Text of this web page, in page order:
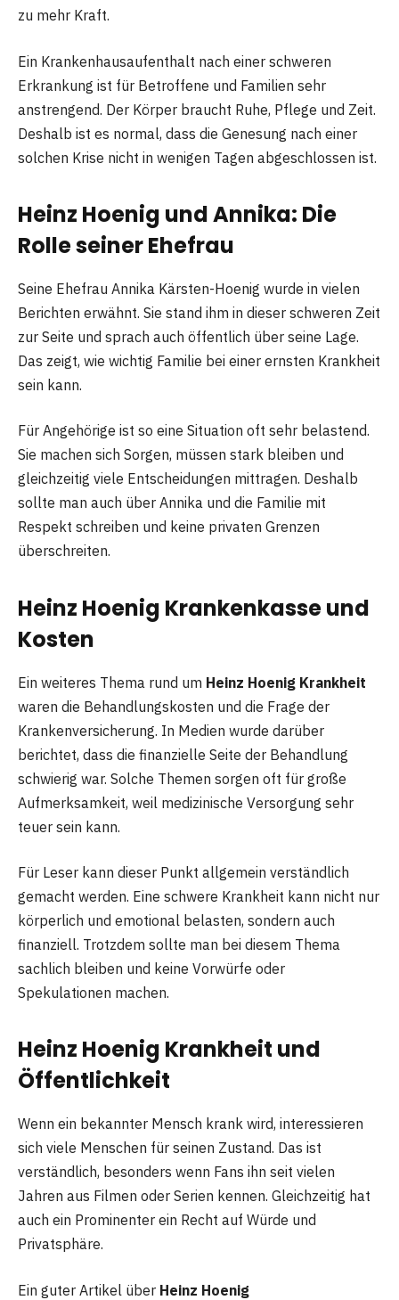
zu mehr Kraft.
Ein Krankenhausaufenthalt nach einer schweren
Erkrankung ist für Betroffene und Familien sehr
anstrengend. Der Körper braucht Ruhe, Pflege und Zeit.
Deshalb ist es normal, dass die Genesung nach einer
solchen Krise nicht in wenigen Tagen abgeschlossen ist.
Heinz Hoenig und Annika: Die
Rolle seiner Ehefrau
Seine Ehefrau Annika Kärsten-Hoenig wurde in vielen
Berichten erwähnt. Sie stand ihm in dieser schweren Zeit
zur Seite und sprach auch öffentlich über seine Lage.
Das zeigt, wie wichtig Familie bei einer ernsten Krankheit
sein kann.
Für Angehörige ist so eine Situation oft sehr belastend.
Sie machen sich Sorgen, müssen stark bleiben und
gleichzeitig viele Entscheidungen mittragen. Deshalb
sollte man auch über Annika und die Familie mit
Respekt schreiben und keine privaten Grenzen
überschreiten.
Heinz Hoenig Krankenkasse und
Kosten
Ein weiteres Thema rund um Heinz Hoenig Krankheit
waren die Behandlungskosten und die Frage der
Krankenversicherung. In Medien wurde darüber
berichtet, dass die finanzielle Seite der Behandlung
schwierig war. Solche Themen sorgen oft für große
Aufmerksamkeit, weil medizinische Versorgung sehr
teuer sein kann.
Für Leser kann dieser Punkt allgemein verständlich
gemacht werden. Eine schwere Krankheit kann nicht nur
körperlich und emotional belasten, sondern auch
finanziell. Trotzdem sollte man bei diesem Thema
sachlich bleiben und keine Vorwürfe oder
Spekulationen machen.
Heinz Hoenig Krankheit und
Öffentlichkeit
Wenn ein bekannter Mensch krank wird, interessieren
sich viele Menschen für seinen Zustand. Das ist
verständlich, besonders wenn Fans ihn seit vielen
Jahren aus Filmen oder Serien kennen. Gleichzeitig hat
auch ein Prominenter ein Recht auf Würde und
Privatsphäre.
Ein guter Artikel über Heinz Hoenig